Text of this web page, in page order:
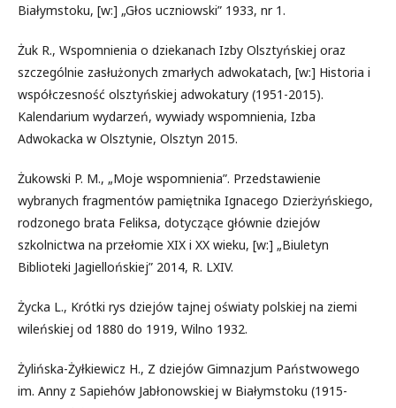
Białymstoku, [w:] „Głos uczniowski” 1933, nr 1.
Żuk R., Wspomnienia o dziekanach Izby Olsztyńskiej oraz
szczególnie zasłużonych zmarłych adwokatach, [w:] Historia i
współczesność olsztyńskiej adwokatury (1951-2015).
Kalendarium wydarzeń, wywiady wspomnienia, Izba
Adwokacka w Olsztynie, Olsztyn 2015.
Żukowski P. M., „Moje wspomnienia”. Przedstawienie
wybranych fragmentów pamiętnika Ignacego Dzierżyńskiego,
rodzonego brata Feliksa, dotyczące głównie dziejów
szkolnictwa na przełomie XIX i XX wieku, [w:] „Biuletyn
Biblioteki Jagiellońskiej” 2014, R. LXIV.
Życka L., Krótki rys dziejów tajnej oświaty polskiej na ziemi
wileńskiej od 1880 do 1919, Wilno 1932.
Żylińska-Żyłkiewicz H., Z dziejów Gimnazjum Państwowego
im. Anny z Sapiehów Jabłonowskiej w Białymstoku (1915-